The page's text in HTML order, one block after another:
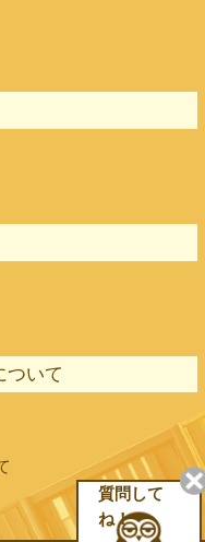
ついて
質問して
ね！